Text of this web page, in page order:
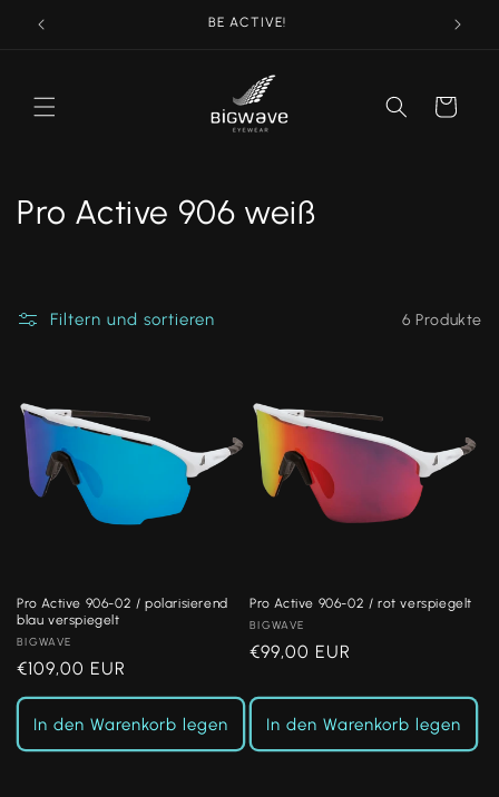
zum
BE ACTIVE!
Warenkorb
K
o
r
:
Pro Active 906 weiß
Filtern und sortieren 6 Produkte
Pro Active 906-02 / polarisierend
blau verspiegelt
Anbieter:
BIGWAVE
Normaler
Preis
€109,00 EUR
In den Warenkorb legen
Pro Active 906-02 / rot verspiegelt
Anbieter:
BIGWAVE
Normaler
€99,00 EUR
In den Warenkorb legen